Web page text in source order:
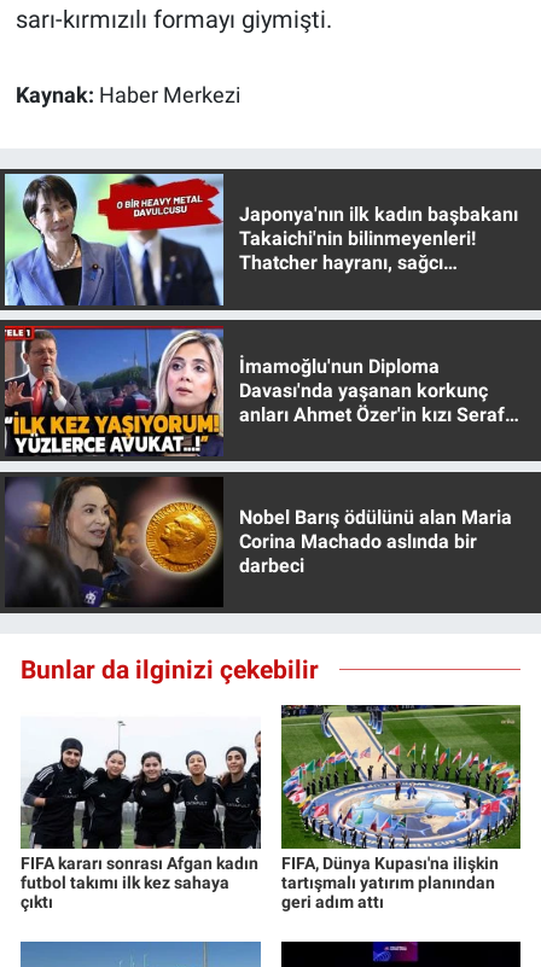
sarı-kırmızılı formayı giymişti.
Kaynak: Haber Merkezi
Japonya'nın ilk kadın başbakanı
Takaichi'nin bilinmeyenleri!
Thatcher hayranı, sağcı
İmamoğlu'nun Diploma
Davası'nda yaşanan korkunç
anları Ahmet Özer'in kızı Seraf
Nobel Barış ödülünü alan Maria
Corina Machado aslında bir
darbeci
Bunlar da ilginizi çekebilir
FIFA kararı sonrası Afgan kadın
futbol takımı ilk kez sahaya
çıktı
FIFA, Dünya Kupası'na ilişkin
tartışmalı yatırım planından
geri adım attı
Programlar
Teknoloji
Türkiye'nin Geleceği
Türkiye'nin Gündemi
Yerel Gündem
Yerel Yaşam
Canlı Yayın